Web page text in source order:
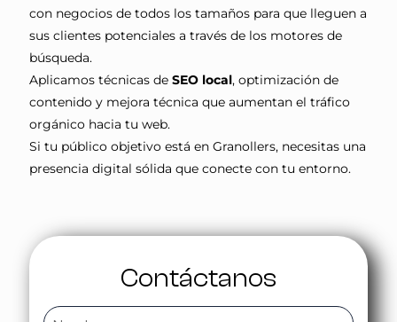
con negocios de todos los tamaños para que lleguen a
sus clientes potenciales a través de los motores de
búsqueda.
Aplicamos técnicas de SEO local, optimización de
contenido y mejora técnica que aumentan el tráfico
orgánico hacia tu web.
Si tu público objetivo está en Granollers, necesitas una
presencia digital sólida que conecte con tu entorno.
Contáctanos